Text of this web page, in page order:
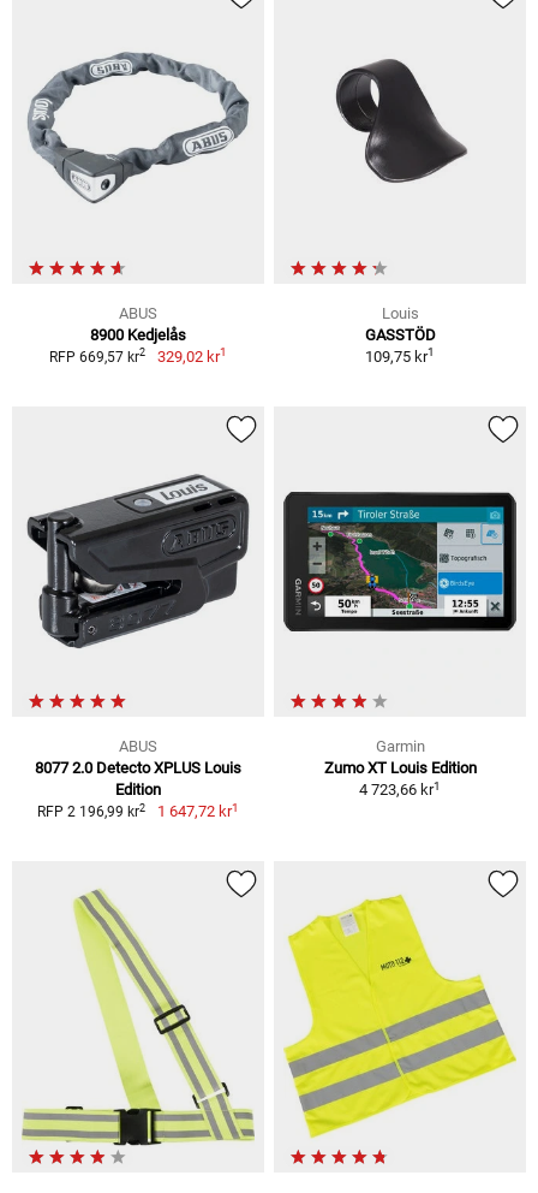
ABUS
8900 Kedjelås
RFP 669,57 kr2 329,02 kr1
Louis
GASSTÖD
109,75 kr1
ABUS
8077 2.0 Detecto XPLUS Louis
Edition
RFP 2 196,99 kr2 1 647,72 kr1
Garmin
Zumo XT Louis Edition
4 723,66 kr1